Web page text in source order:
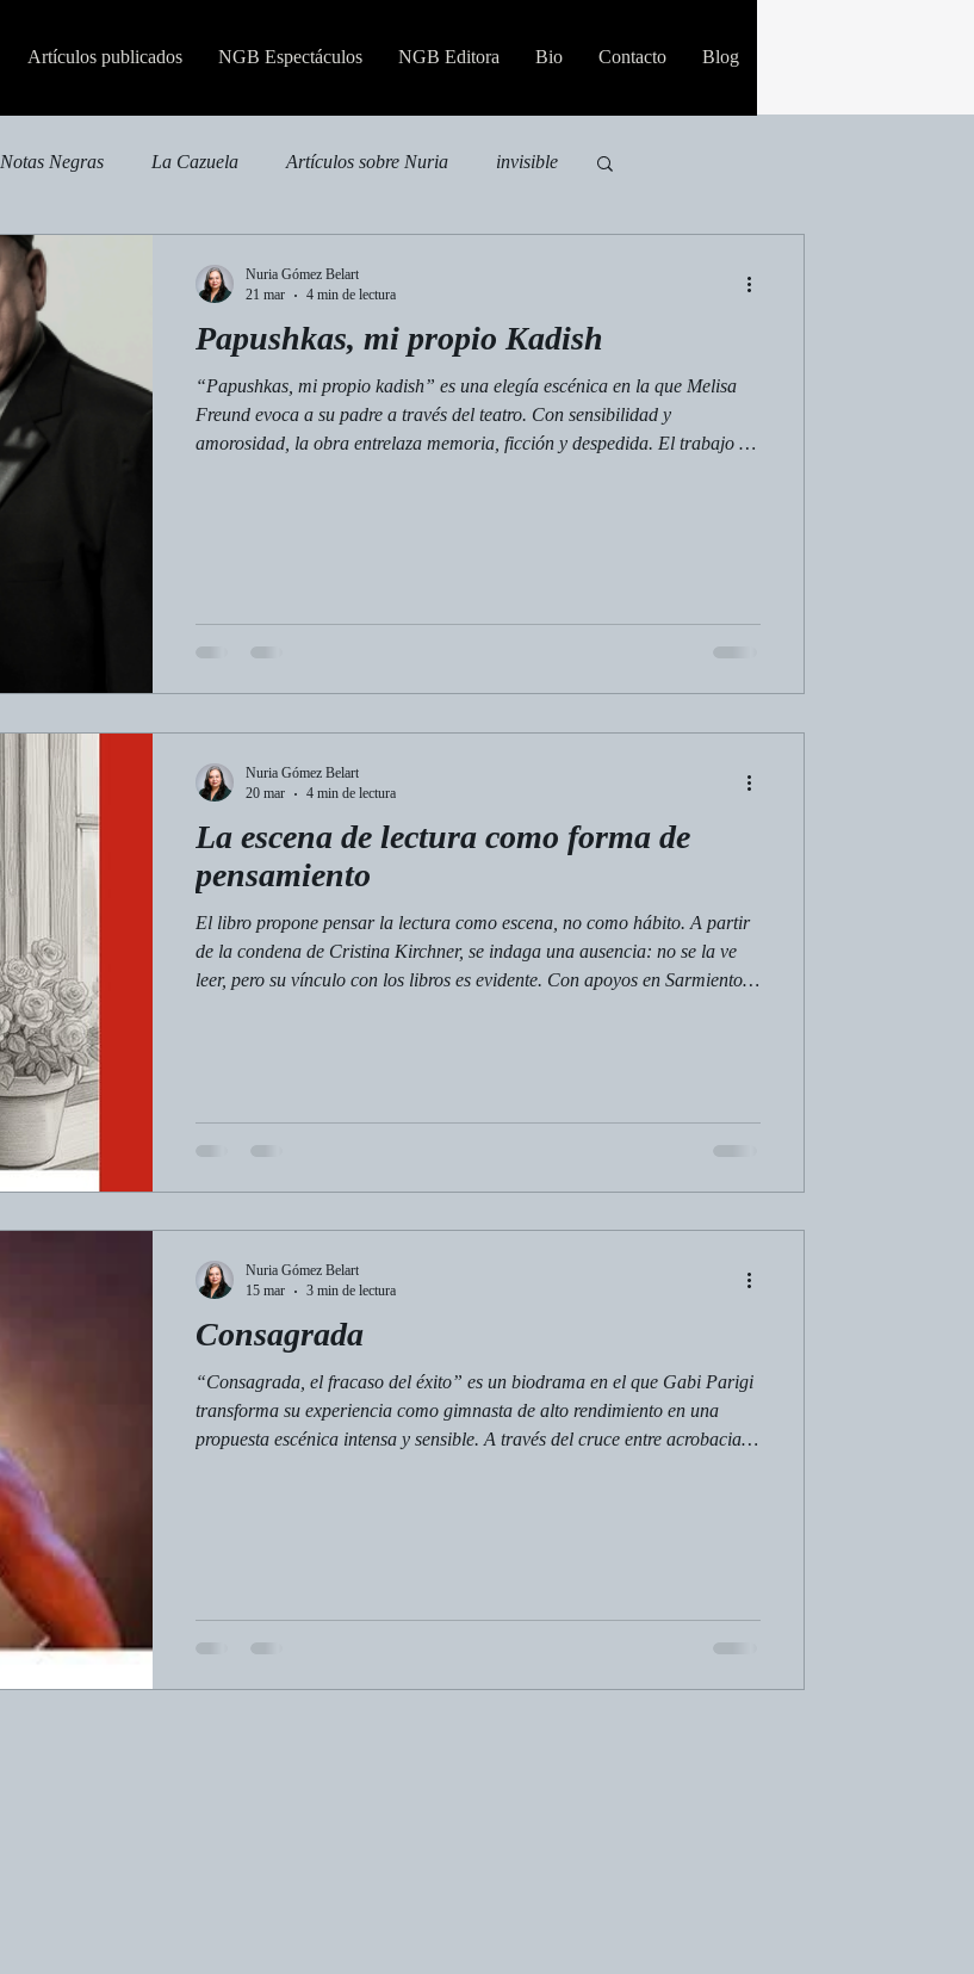
Artículos publicados NGB Espectáculos NGB Editora Bio Contacto Blog
Notas Negras La Cazuela Artículos sobre Nuria invisible
Papushkas, mi propio Kadish
“Papushkas, mi propio kadish” es una elegía escénica en la que Melisa
Freund evoca a su padre a través del teatro. Con sensibilidad y
amorosidad, la obra entrelaza memoria, ficción y despedida. El trabajo de
Nuria Gómez Belart
21 mar
4 min de lectura
La escena de lectura como forma de
pensamiento
El libro propone pensar la lectura como escena, no como hábito. A partir
de la condena de Cristina Kirchner, se indaga una ausencia: no se la ve
leer, pero su vínculo con los libros es evidente. Con apoyos en Sarmiento,
Nuria Gómez Belart
20 mar
4 min de lectura
Consagrada
“Consagrada, el fracaso del éxito” es un biodrama en el que Gabi Parigi
transforma su experiencia como gimnasta de alto rendimiento en una
propuesta escénica intensa y sensible. A través del cruce entre acrobacia,
Nuria Gómez Belart
15 mar
3 min de lectura